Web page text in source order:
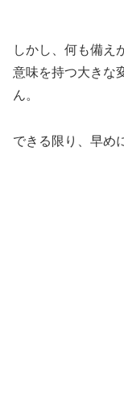
しかし、何も備え
意味を持つ大きな
ん。
できる限り、早め